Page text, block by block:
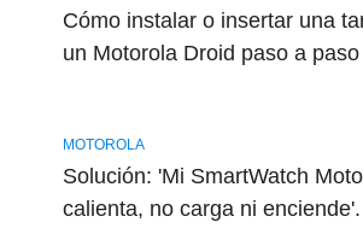
Cómo instalar o insertar una
un Motorola Droid paso a paso
MOTOROLA
Solución: 'Mi SmartWatch
calienta, no carga ni